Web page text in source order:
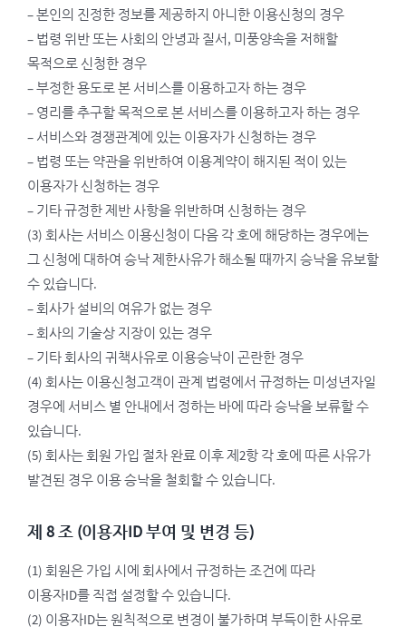
– 본인의 진정한 정보를 제공하지 아니한 이용신청의 경우
– 법령 위반 또는 사회의 안녕과 질서, 미풍양속을 저해할
목적으로 신청한 경우
– 부정한 용도로 본 서비스를 이용하고자 하는 경우
– 영리를 추구할 목적으로 본 서비스를 이용하고자 하는 경우
– 서비스와 경쟁관계에 있는 이용자가 신청하는 경우
– 법령 또는 약관을 위반하여 이용계약이 해지된 적이 있는
이용자가 신청하는 경우
– 기타 규정한 제반 사항을 위반하며 신청하는 경우
(3) 회사는 서비스 이용신청이 다음 각 호에 해당하는 경우에는
그 신청에 대하여 승낙 제한사유가 해소될 때까지 승낙을 유보할
수 있습니다.
– 회사가 설비의 여유가 없는 경우
– 회사의 기술상 지장이 있는 경우
– 기타 회사의 귀책사유로 이용승낙이 곤란한 경우
(4) 회사는 이용신청고객이 관계 법령에서 규정하는 미성년자일
경우에 서비스 별 안내에서 정하는 바에 따라 승낙을 보류할 수
있습니다.
(5) 회사는 회원 가입 절차 완료 이후 제2항 각 호에 따른 사유가
발견된 경우 이용 승낙을 철회할 수 있습니다.
제 8 조 (이용자ID 부여 및 변경 등)
(1) 회원은 가입 시에 회사에서 규정하는 조건에 따라
이용자ID를 직접 설정할 수 있습니다.
(2) 이용자ID는 원칙적으로 변경이 불가하며 부득이한 사유로